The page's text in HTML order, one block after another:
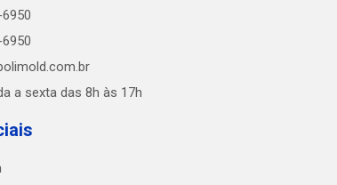
a sexta das 8h às 17h